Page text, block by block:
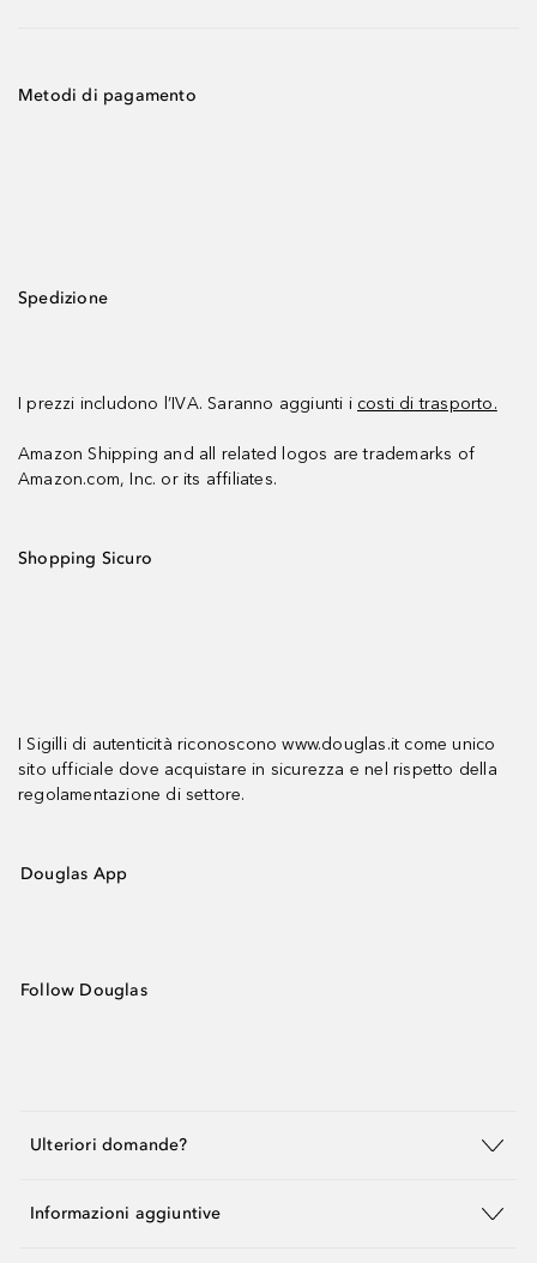
Metodi di pagamento
Spedizione
I prezzi includono l’IVA. Saranno aggiunti i costi di trasporto.
Amazon Shipping and all related logos are trademarks of
Amazon.com, Inc. or its affiliates.
Shopping Sicuro
I Sigilli di autenticità riconoscono www.douglas.it come unico
sito ufficiale dove acquistare in sicurezza e nel rispetto della
regolamentazione di settore.
Douglas App
Follow Douglas
Ulteriori domande?
Informazioni aggiuntive